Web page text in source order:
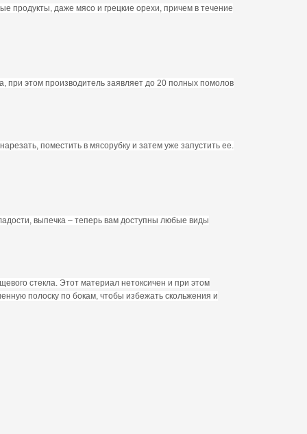
продукты, даже мясо и грецкие орехи, причем в течение
при этом производитель заявляет до 20 полных помолов
поместить в мясорубку и затем уже запустить ее.
выпечка – теперь вам доступны любые виды
стекла. Этот материал нетоксичен и при этом
полоску по бокам, чтобы избежать скольжения и